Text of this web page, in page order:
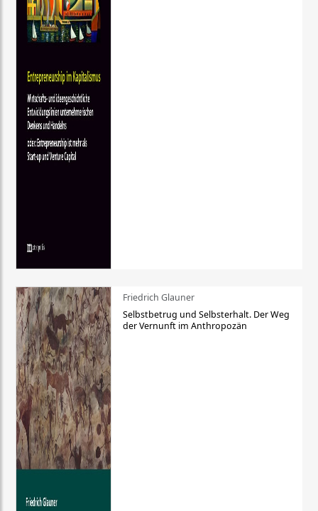
Friedrich Glauner
Selbstbetrug und Selbsterhalt. Der Weg
der Vernunft im Anthropozän